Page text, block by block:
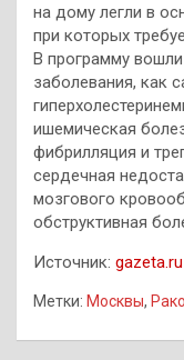
на дому легли в
при которых
В программу
заболевания, как
ишемическая
фибрилляция и
сердечная
мозгового
обструктивная
Источник: gazeta.ru
Метки: Москвы,